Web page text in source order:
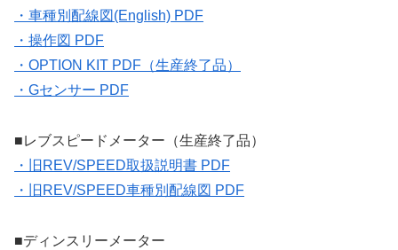
・車種別配線図(English) PDF
・操作図 PDF
・OPTION KIT PDF（生産終了品）
・Gセンサー PDF
■レブスピードメーター（生産終了品）
・旧REV/SPEED取扱説明書 PDF
・旧REV/SPEED車種別配線図 PDF
■ディンスリーメーター